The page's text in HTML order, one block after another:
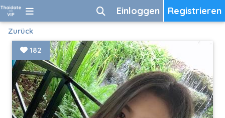
Registrieren
Einloggen
Zurück
182